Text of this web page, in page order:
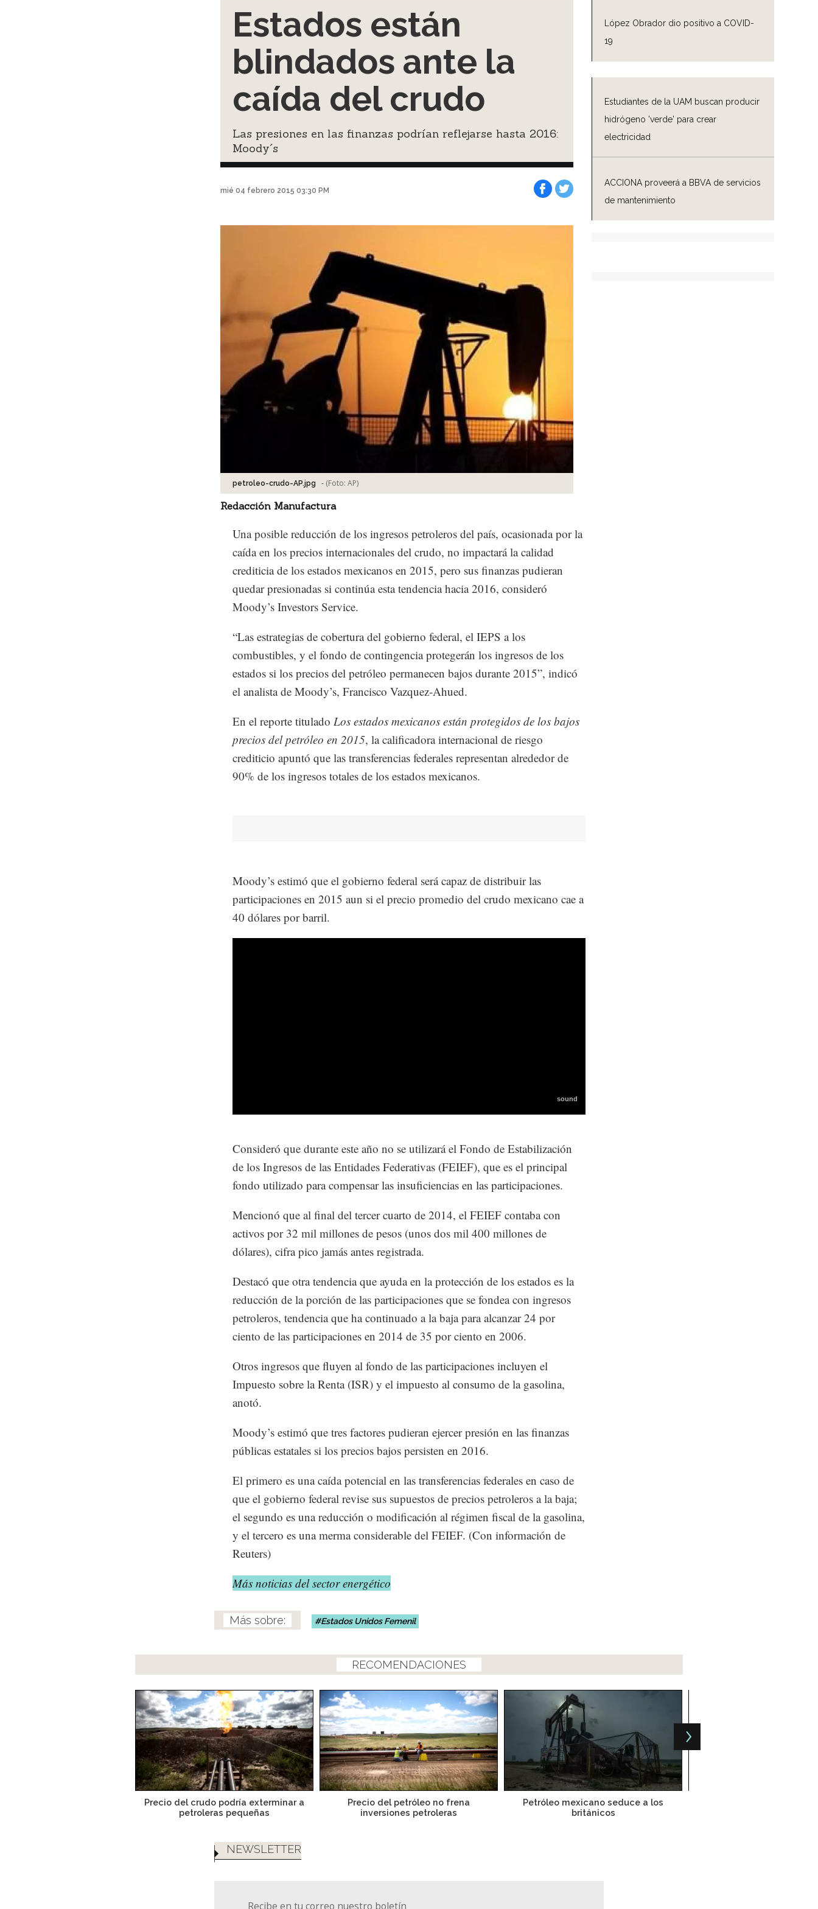
López Obrador dio positivo a COVID-
19
Estudiantes de la UAM buscan producir
hidrógeno 'verde' para crear
electricidad
ACCIONA proveerá a BBVA de servicios
de mantenimiento
Estados están
blindados ante la
caída del crudo
Las presiones en las finanzas podrían reflejarse hasta 2016:
Moody´s
mié 04 febrero 2015 03:30 PM
petroleo-crudo-AP.jpg - (Foto: AP)
Redacción Manufactura
Una posible reducción de los ingresos petroleros del país, ocasionada por la
caída en los precios internacionales del crudo, no impactará la calidad
crediticia de los estados mexicanos en 2015, pero sus finanzas pudieran
quedar presionadas si continúa esta tendencia hacia 2016, consideró
Moody’s Investors Service.
“Las estrategias de cobertura del gobierno federal, el IEPS a los
combustibles, y el fondo de contingencia protegerán los ingresos de los
estados si los precios del petróleo permanecen bajos durante 2015”, indicó
el analista de Moody’s, Francisco Vazquez-Ahued.
En el reporte titulado Los estados mexicanos están protegidos de los bajos
precios del petróleo en 2015, la calificadora internacional de riesgo
crediticio apuntó que las transferencias federales representan alrededor de
90% de los ingresos totales de los estados mexicanos.
Moody’s estimó que el gobierno federal será capaz de distribuir las
participaciones en 2015 aun si el precio promedio del crudo mexicano cae a
40 dólares por barril.
Consideró que durante este año no se utilizará el Fondo de Estabilización
de los Ingresos de las Entidades Federativas (FEIEF), que es el principal
fondo utilizado para compensar las insuficiencias en las participaciones.
Mencionó que al final del tercer cuarto de 2014, el FEIEF contaba con
activos por 32 mil millones de pesos (unos dos mil 400 millones de
dólares), cifra pico jamás antes registrada.
Destacó que otra tendencia que ayuda en la protección de los estados es la
reducción de la porción de las participaciones que se fondea con ingresos
petroleros, tendencia que ha continuado a la baja para alcanzar 24 por
ciento de las participaciones en 2014 de 35 por ciento en 2006.
Otros ingresos que fluyen al fondo de las participaciones incluyen el
Impuesto sobre la Renta (ISR) y el impuesto al consumo de la gasolina,
anotó.
Moody’s estimó que tres factores pudieran ejercer presión en las finanzas
públicas estatales si los precios bajos persisten en 2016.
El primero es una caída potencial en las transferencias federales en caso de
que el gobierno federal revise sus supuestos de precios petroleros a la baja;
el segundo es una reducción o modificación al régimen fiscal de la gasolina,
y el tercero es una merma considerable del FEIEF. (Con información de
Reuters)
Más noticias del sector energético
Estados Unidos Femenil
RECOMENDACIONES
Precio del crudo podría exterminar a
petroleras pequeñas
Precio del petróleo no frena
inversiones petroleras
Petróleo mexicano seduce a los
británicos
NEWSLETTER
Recibe en tu correo nuestro boletín